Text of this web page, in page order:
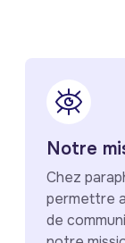
Notre
Chez
permettre
de